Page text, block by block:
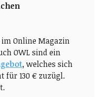
Online Magazin
OWL sind ein
, welches sich
für 130 € zuzügl.